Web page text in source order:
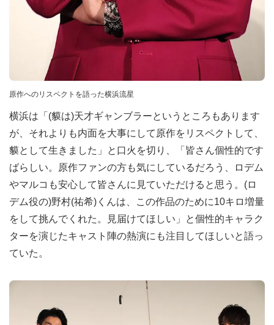
原作へのリスペクトを語った横浜流星
横浜は「(貘は)天才ギャンブラーというところもあります
が、それよりも内面を大事にして原作をリスペクトして、
貘として生きました」と口火を切り、「皆さん個性的です
ばらしい。原作ファンの方も気にしているだろう、ロデム
やマルコも安心して皆さんに見ていただけると思う。(ロ
デム役の)野村(祐希)くんは、この作品のために10キロ増量
をして挑んでくれた。見届けてほしい」と個性的キャラク
ターを演じたキャスト陣の熱演にも注目してほしいと語っ
ていた。